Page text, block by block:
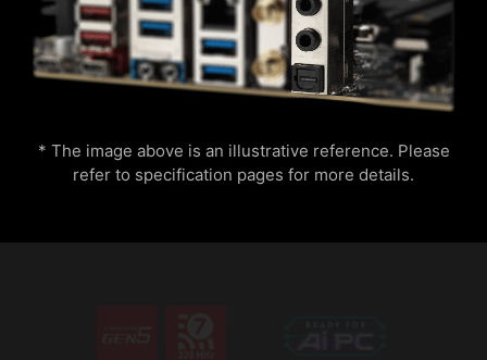
* The image above is an illustrative reference. Please
refer to specification pages for more details.
處理器溫度 色環
單一鍵即可讓CPU快速超頻，提高性能。
診斷軟體。通過該軟體，您可以在電腦上監控作業
系統、主機板、CPU、BIOS…等相關詳細資訊，並
可儲存CSV、HTML 等多種格式文件。